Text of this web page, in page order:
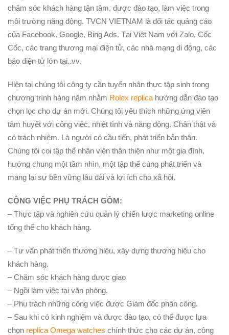
chăm sóc khách hàng tận tâm, được đào tạo, làm việc trong
môi trường năng động. TVCN VIETNAM là đối tác quảng cáo
của Facebook, Google, Bing Ads. Tại Việt Nam với Zalo, Cốc
Cốc, các trang thương mại điện tử, các nhà mạng di động, các
báo điện tử lớn tại..vv.
Hiện tại chúng tôi công ty cần tuyển nhân thực tập sinh trong
chương trình hàng năm nhằm Rolex replica hướng dẫn đào tạo
chọn lọc cho dự án mới. Chúng tôi yêu thích những ứng viên
tâm huyết với công việc, nhiệt tình và năng động. Chân thật và
có trách nhiệm. Là người có cầu tiến, phát triển bản thân.
Chúng tôi coi tập thể nhân viên thân thiện như một gia đình,
hướng chung một tầm nhìn, một tập thể cùng phát triển và
mang lại sự bền vững lâu dài và lợi ích cho xã hội.
CÔNG VIỆC PHỤ TRÁCH GỒM:
– Thực tập và nghiên cứu quản lý chiến lược marketing online
tổng thể cho khách hàng.
– Tư vấn phát triển thương hiệu, xây dựng thương hiệu cho
khách hàng.
– Chăm sóc khách hàng được giao
– Ngồi làm việc tại văn phòng.
– Phụ trách những công việc được Giám đốc phân công.
– Sau khi có kinh nghiệm và được đào tạo, có thể được lựa
chọn replica Omega watches chính thức cho các dự án, công